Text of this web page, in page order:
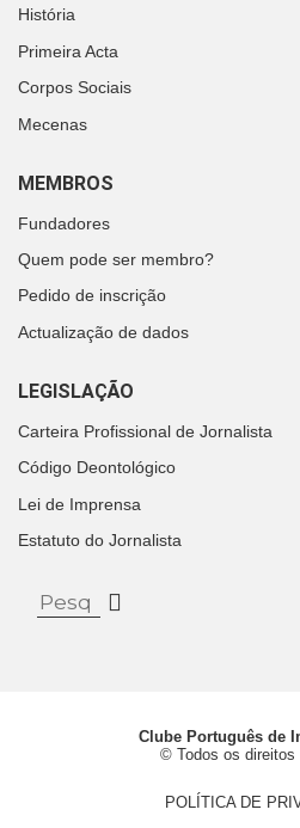
História
Primeira Acta
Corpos Sociais
Mecenas
MEMBROS
Fundadores
Quem pode ser membro?
Pedido de inscrição
Actualização de dados
LEGISLAÇÃO
Carteira Profissional de Jornalista
Código Deontológico
Lei de Imprensa
Estatuto do Jornalista
Clube Português de
© Todos os direitos
POLÍTICA DE